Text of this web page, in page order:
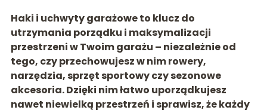
Haki i uchwyty garażowe to klucz do
utrzymania porządku i maksymalizacji
przestrzeni w Twoim garażu – niezależnie od
tego, czy przechowujesz w nim rowery,
narzędzia, sprzęt sportowy czy sezonowe
akcesoria. Dzięki nim łatwo uporządkujesz
nawet niewielką przestrzeń i sprawisz, że każdy